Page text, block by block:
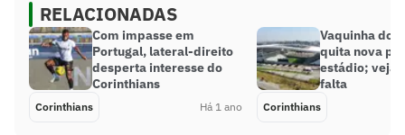
RELACIONADAS
Com impasse em
Portugal, lateral-direito
desperta interesse do
Corinthians
Corinthians Há 1 ano
Vaquinha do
quita nova
estádio; veja
falta
Corinthians